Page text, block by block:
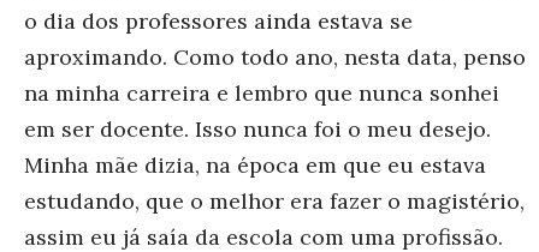
o dia dos professores ainda estava se
aproximando. Como todo ano, nesta data, penso
na minha carreira e lembro que nunca sonhei
em ser docente. Isso nunca foi o meu desejo.
Minha mãe dizia, na época em que eu estava
estudando, que o melhor era fazer o magistério,
assim eu já saía da escola com uma profissão.